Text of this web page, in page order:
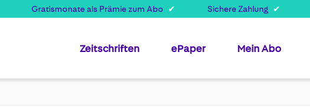
Gratismonate als Prämie zum Abo Sichere Zahlung
Zeitschriften ePaper Mein Abo